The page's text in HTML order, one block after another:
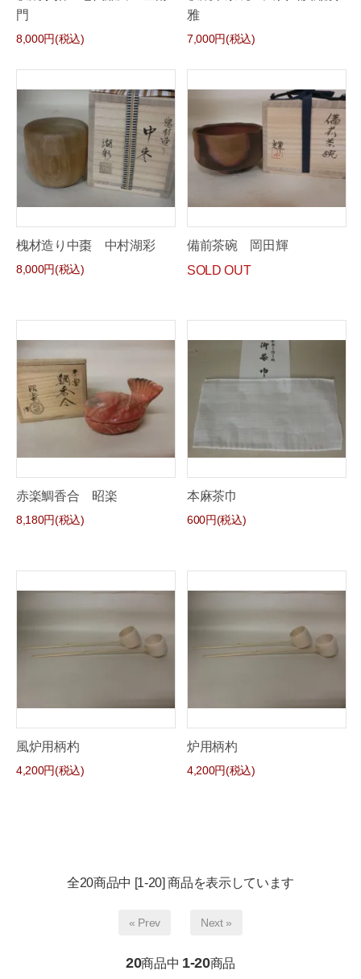
門
8,000円(税込)
雅
7,000円(税込)
槐材造り中棗 中村湖彩
8,000円(税込)
備前茶碗 岡田輝
SOLD OUT
赤楽鯛香合 昭楽
8,180円(税込)
本麻茶巾
600円(税込)
風炉用柄杓
4,200円(税込)
炉用柄杓
4,200円(税込)
全20商品中 [1-20] 商品を表示しています
« Prev Next »
20商品中 1-20商品